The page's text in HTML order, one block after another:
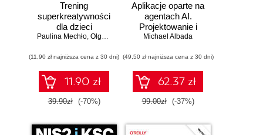
Trening
superkreatywności
dla dzieci
Paulina Mechło, Olga Geppert
(11,90 zł najniższa cena z 30 dni)
11.90 zł
39.90zł (-70%)
Aplikacje oparte na
agentach AI.
Projektowanie i
wdrażanie
wieloagentowych
Michael Albada
(49,50 zł najniższa cena z 30 dni)
62.37 zł
99.00zł (-37%)